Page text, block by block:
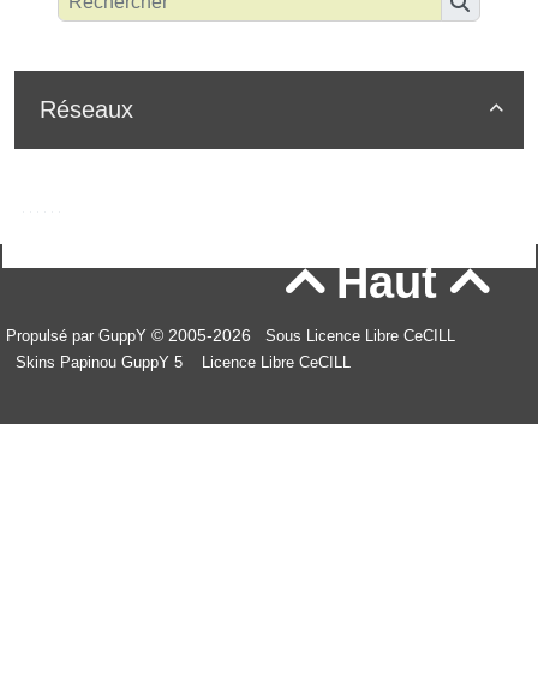

Réseaux
Haut
Propulsé par GuppY © 2005-2026
Sous Licence Libre CeCILL
Skins Papinou GuppY 5
Licence Libre CeCILL